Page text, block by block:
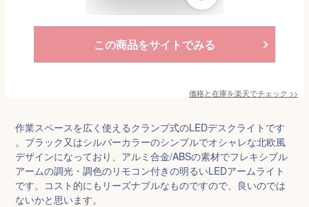
この商品をサイトでみる
価格と在庫を楽天でチェック >>
作業スペースを広く使えるクランプ式のLEDデスクライトです
。ブラック又はシルバーカラーのシンプルでオシャレな北欧風
デザインになっており、アルミ合金/ABSの素材でフレキシブル
アームの調光・調色のリモコン付きの明るいLEDアームライト
です。コスト的にもリーズナブルなものですので、良いのでは
ないかと思います。